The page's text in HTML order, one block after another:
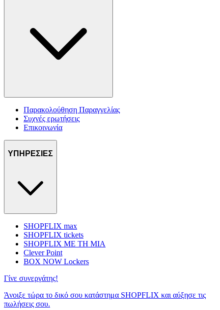
Παρακολούθηση Παραγγελίας
Συχνές ερωτήσεις
Επικοινωνία
ΥΠΗΡΕΣΙΕΣ
SHOPFLIX max
SHOPFLIX tickets
SHOPFLIX ΜΕ ΤΗ ΜΙΑ
Clever Point
BOX NOW Lockers
Γίνε συνεργάτης!
Άνοιξε τώρα το δικό σου κατάστημα SHOPFLIX και αύξησε τις
πωλήσεις σου.